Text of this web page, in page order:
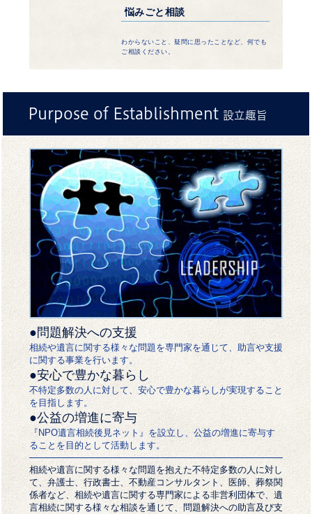
悩みごと相談
わからないこと、疑問に思ったことなど、何でも
ご相談ください。
Purpose of Establishment 設立趣旨
●問題解決への支援
相続や遺言に関する様々な問題を専門家を通じて、助言や支援
に関する事業を行います。
●安心で豊かな暮らし
不特定多数の人に対して、安心で豊かな暮らしが実現すること
を目指します。
●公益の増進に寄与
『NPO遺言相続後見ネット』を設立し、公益の増進に寄与す
ることを目的として活動します。
相続や遺言に関する様々な問題を抱えた不特定多数の人に対し
て、弁護士、行政書士、不動産コンサルタント、医師、葬祭関
係者など、相続や遺言に関する専門家による非営利団体で、遺
言相続に関する様々な相談を通じて、問題解決への助言及び支